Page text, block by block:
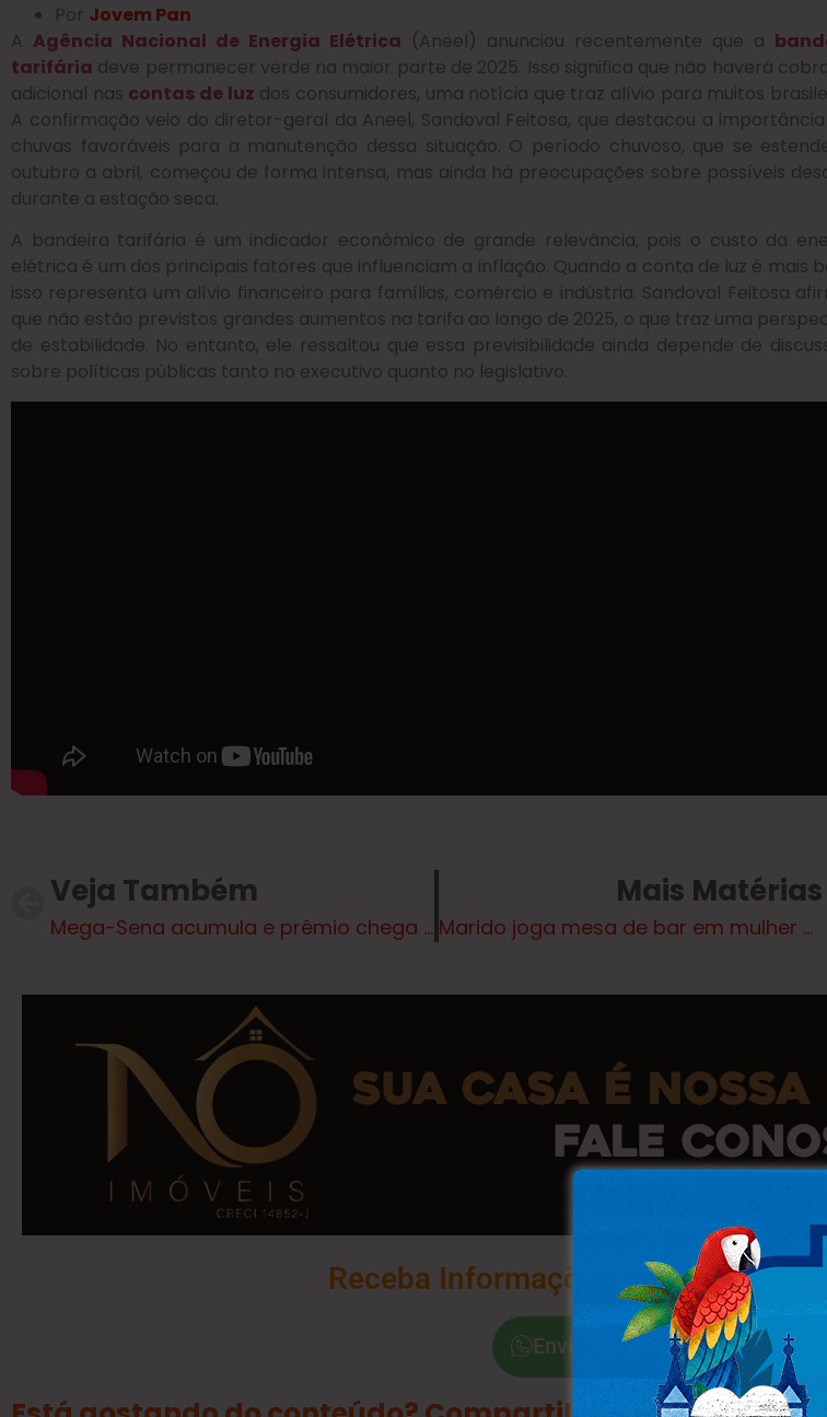
Por Jovem Pan
A Agência Nacional de Energia Elétrica (Aneel) anunciou recentemente que a
tarifária deve permanecer verde na maior parte de 2025. Isso significa que não haverá
adicional nas contas de luz dos consumidores, uma notícia que traz alívio para muitos
A confirmação veio do diretor-geral da Aneel, Sandoval Feitosa, que destacou a
chuvas favoráveis para a manutenção dessa situação. O período chuvoso, que se
outubro a abril, começou de forma intensa, mas ainda há preocupações sobre possíveis
durante a estação seca.
A bandeira tarifária é um indicador econômico de grande relevância, pois o custo da
elétrica é um dos principais fatores que influenciam a inflação. Quando a conta de luz é mais
isso representa um alívio financeiro para famílias, comércio e indústria. Sandoval Feitosa
que não estão previstos grandes aumentos na tarifa ao longo de 2025, o que traz uma
de estabilidade. No entanto, ele ressaltou que essa previsibilidade ainda depende de
sobre políticas públicas tanto no executivo quanto no legislativo.
Veja Também
Mega-Sena acumula e prêmio chega a R$ 10 milhões
Mais Matérias
Marido joga mesa de bar em mulher por causa de roupa: “Curta demais”
Receba Informações na Palma da
Envie a Palavra "Sim"